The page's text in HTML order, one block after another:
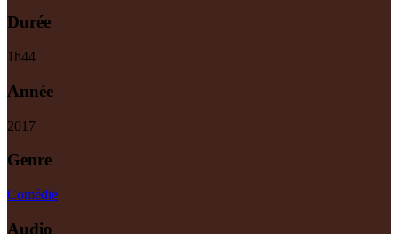
Durée
1h44
Année
2017
Genre
Comédie
Audio